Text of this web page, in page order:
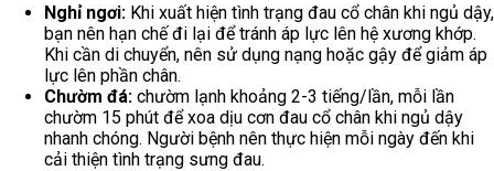
Nghỉ ngơi: Khi xuất hiện tình trạng đau cổ chân khi ngủ dậy,
bạn nên hạn chế đi lại để tránh áp lực lên hệ xương khớp.
Khi cần di chuyển, nên sử dụng nạng hoặc gậy để giảm áp
lực lên phần chân.
Chườm đá: chườm lạnh khoảng 2-3 tiếng/lần, mỗi lần
chườm 15 phút để xoa dịu cơn đau cổ chân khi ngủ dậy
nhanh chóng. Người bệnh nên thực hiện mỗi ngày đến khi
cải thiện tình trạng sưng đau.